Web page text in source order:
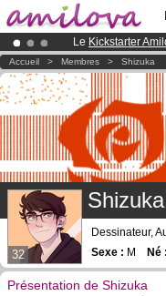
Le Kickstarter
Déjà 134393
Abonnement
Accueil > Membres > Shizuka
32
Shizuka
Dessinateur,
Sexe : M Né :
Présentation de Shizuka